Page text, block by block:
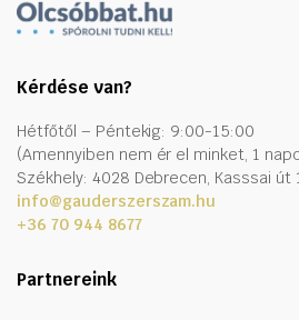
Kérdése van?
Hétfőtől – Péntekig: 9:00-15:00
(Amennyiben nem ér el minket, 1
Székhely: 4028 Debrecen, Kasssai út
info@gauderszerszam.hu
+36 70 944 8677
Partnereink